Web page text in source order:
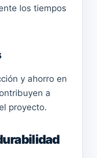
los tiempos
y ahorro en
a
proyecto.